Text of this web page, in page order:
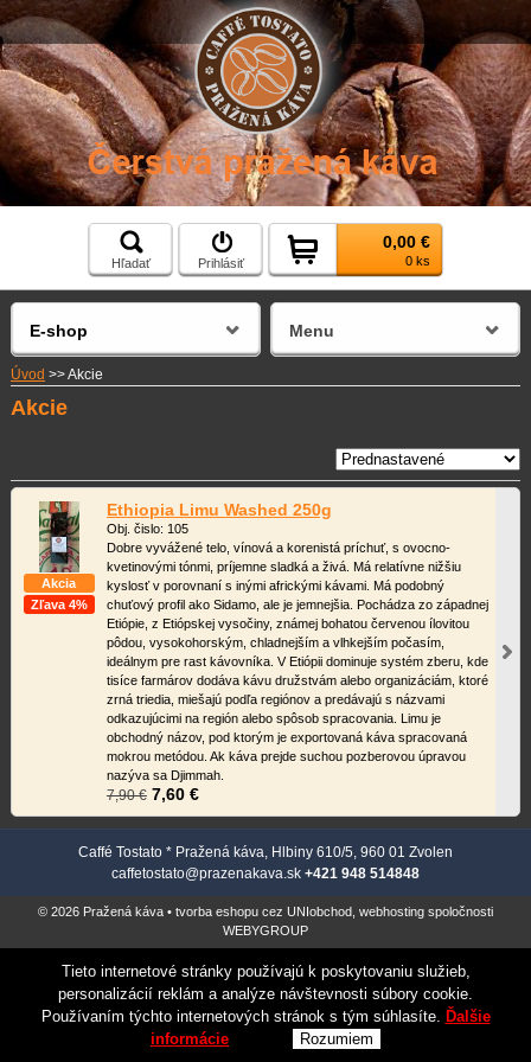
Hľadať Prihlásiť
0,00 €
0 ks
Úvod >>Akcie
Akcie
Akcia
Zľava 4%
Ethiopia Limu Washed 250g
Obj. čislo: 105
Dobre vyvážené telo, vínová a korenistá príchuť, s ovocno-
kvetinovými tónmi, príjemne sladká a živá. Má relatívne nižšiu
kyslosť v porovnaní s inými africkými kávami. Má podobný
chuťový profil ako Sidamo, ale je jemnejšia. Pochádza zo západnej
Etiópie, z Etiópskej vysočiny, známej bohatou červenou ílovitou
pôdou, vysokohorským, chladnejším a vlhkejším počasím,
ideálnym pre rast kávovníka. V Etiópii dominuje systém zberu, kde
tisíce farmárov dodáva kávu družstvám alebo organizáciám, ktoré
zrná triedia, miešajú podľa regiónov a predávajú s názvami
odkazujúcimi na región alebo spôsob spracovania. Limu je
obchodný názov, pod ktorým je exportovaná káva spracovaná
mokrou metódou. Ak káva prejde suchou pozberovou úpravou
nazýva sa Djimmah.
7,90 €7,60 €
E-shop Menu
Caffé Tostato * Pražená káva, Hlbiny 610/5, 960 01 Zvolen
caffetostato@prazenakava.sk +421 948 514848
© 2026 Pražená káva • tvorba eshopu cez UNIobchod webhosting spoločnosti
WEBYGROUP
Tieto internetové stránky používajú k poskytovaniu služieb,
personalizácií reklám a analýze návštevnosti súbory cookie.
Používaním týchto internetových stránok s tým súhlasíte. Ďalšie
informácie
Rozumiem